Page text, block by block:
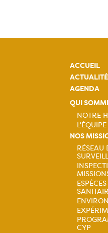
ACCUEIL
AGENDA
QUI
NOTRE
L'ÉQUIPE
NOS
RÉSEAU
CYP